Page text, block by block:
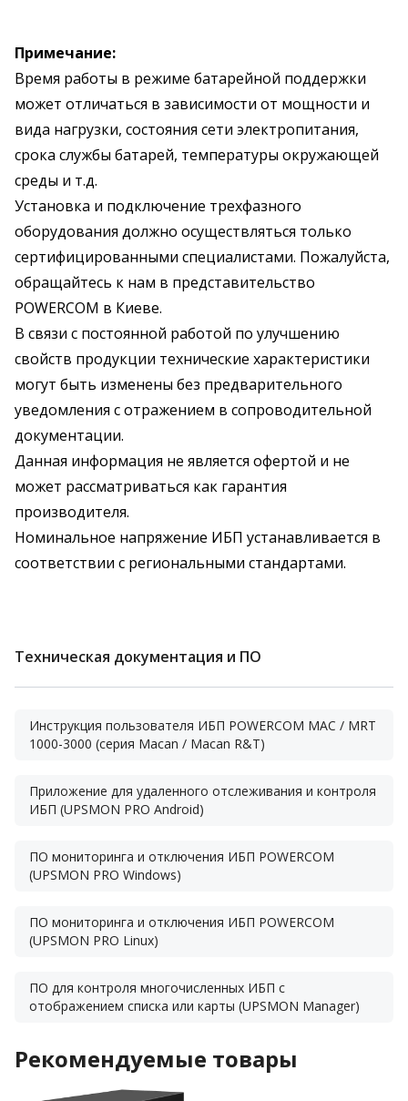
Примечание:
Время работы в режиме батарейной поддержки
может отличаться в зависимости от мощности и
вида нагрузки, состояния сети электропитания,
срока службы батарей, температуры окружающей
среды и т.д.
Установка и подключение трехфазного
оборудования должно осуществляться только
сертифицированными специалистами. Пожалуйста,
обращайтесь к нам в представительство
POWERCOM в Киеве.
В связи с постоянной работой по улучшению
свойств продукции технические характеристики
могут быть изменены без предварительного
уведомления с отражением в сопроводительной
документации.
Данная информация не является офертой и не
может рассматриваться как гарантия
производителя.
Номинальное напряжение ИБП устанавливается в
соответствии с региональными стандартами.
Техническая документация и ПО
Инструкция пользователя ИБП POWERCOM MAC / MRT
1000-3000 (серия Macan / Macan R&T)
Приложение для удаленного отслеживания и контроля
ИБП (UPSMON PRO Android)
ПО мониторинга и отключения ИБП POWERCOM
(UPSMON PRO Windows)
ПО мониторинга и отключения ИБП POWERCOM
(UPSMON PRO Linux)
ПО для контроля многочисленных ИБП с
отображением списка или карты (UPSMON Manager)
Рекомендуемые товары